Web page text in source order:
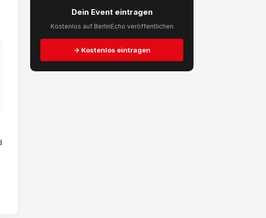
Dein Event eintragen
Kostenlos auf BerlinEcho veröffentlichen
→ Kostenlos eintragen